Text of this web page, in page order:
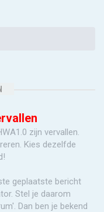
zijn vervallen.
Kies dezelfde
geplaatste bericht
Stel je daarom
Dan ben je bekend